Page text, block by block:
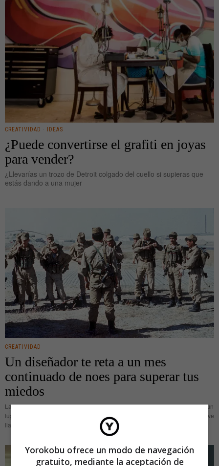
CREATIVIDAD · IDEAS
¿Puede convertirse el grafiti en joyas
para vender?
¿Llevarías un trozo de Detroit colgado del cuello si supieras que
estás dando a una mujer
CREATIVIDAD
Un diseñador te reta a un mes
continuado de noes para superar tus
miedos
La localidad donde vive Jason Comely en Canadá (Cambridge, Toronto) es un
lugar remoto que soporta largos inviernos. Cuando la estación de hielo y nieve
llama a la puerta, un diseñador web
Yorokobu ofrece un modo de navegación
gratuito, mediante la aceptación de